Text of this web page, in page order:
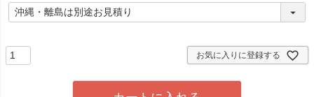
(
必
お気に入りに登録する